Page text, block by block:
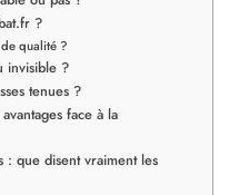
?
qualité ?
invisible ?
tenues ?
face à la
: que disent vraiment les